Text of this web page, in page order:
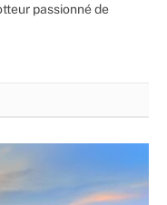
passionné de